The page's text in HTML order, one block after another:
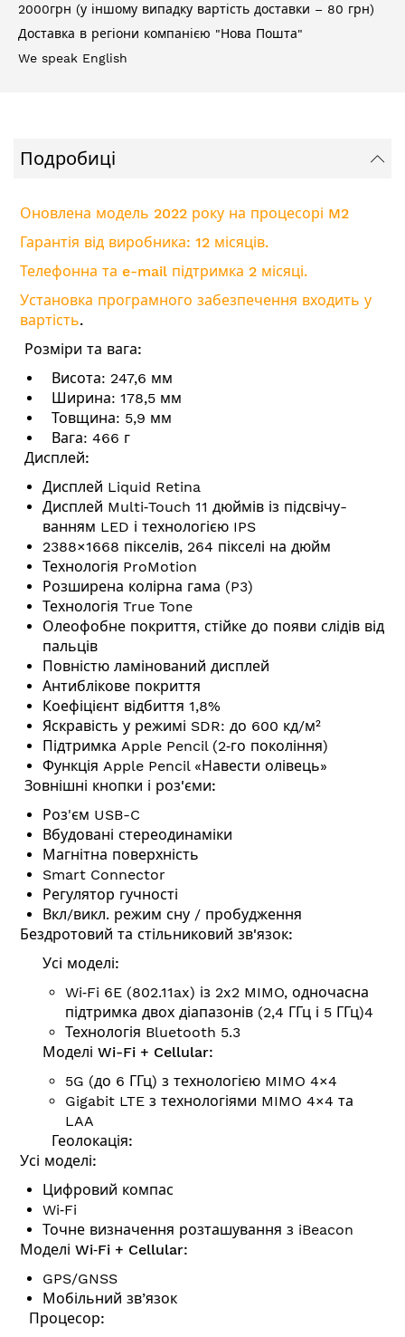
2000грн (у іншому випадку вартість доставки – 80 грн)
Доставка в регіони компанією "Нова Пошта"
We speak English
Подробиці
Оновлена модель 2022 року на процесорі M2
Гарантія від виробника: 12 місяців.
Телефонна та e-mail підтримка 2 місяці.
Установка програмного забезпечення входить у
вартість.
Розміри та вага:
Висота: 247,6 мм
Ширина: 178,5 мм
Товщина: 5,9 мм
Вага: 466 г
Дисплей:
Дисплей Liquid Retina
Дисплей Multi‑Touch 11 дюймів із підсвічу­
ванням LED і технологією IPS
2388×1668 пікселів, 264 пікселі на дюйм
Технологія ProMotion
Розширена колірна гама (P3)
Технологія True Tone
Олеофобне покриття, стійке до появи слідів від
пальців
Повністю ламінований дисплей
Антиблікове покриття
Коефіцієнт відбиття 1,8%
Яскравість у режимі SDR: до 600 кд/м²
Підтримка Apple Pencil (2‑го покоління)
Функція Apple Pencil «Навести олівець»
Зовнішні кнопки і роз'єми:
Роз'єм USB-C
Вбудовані стереодинаміки
Магнітна поверхність
Smart Connector
Регулятор гучності
Вкл/викл. режим сну / пробудження
Бездротовий та стільниковий зв'язок:
Усі моделі:
Wi‑Fi 6E (802.11ax) із 2x2 MIMO, одночасна
підтримка двох діапазонів (2,4 ГГц і 5 ГГц)4
Технологія Bluetooth 5.3
Моделі Wi-Fi + Cellular:
5G (до 6 ГГц) з технологією MIMO 4×4
Gigabit LTE з технологіями MIMO 4×4 та
LAA
Геолокація:
Усі моделі:
Цифровий компас
Wi‑Fi
Точне визначення розташування з iBeacon
Моделі Wi‑Fi + Cellular:
GPS/GNSS
Мобільний зв’язок
Процесор: